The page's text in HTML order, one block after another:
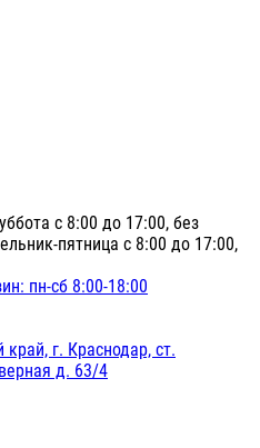
с 8:00 до 17:00, без
пятница с 8:00 до 17:00,
пн-сб 8:00-18:00
край, г. Краснодар, ст.
д. 63/4